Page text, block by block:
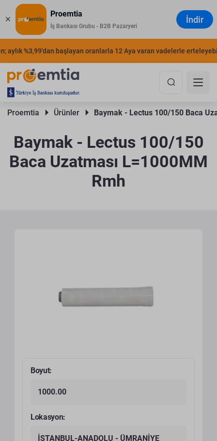
Proemtia
İş Bankası Grubu - B2B Pazaryeri
İndir
aylık %3,99'dan başlayan oranlarla 12 Aya varan vadelerle
Proemtia Ürünler Baymak - Lectus 100/150 Baca
Baymak - Lectus 100/150
Baca Uzatması L=1000MM
Rmh
Boyut:
1000.00
Lokasyon:
İSTANBUL-ANADOLU - ÜMRANİYE